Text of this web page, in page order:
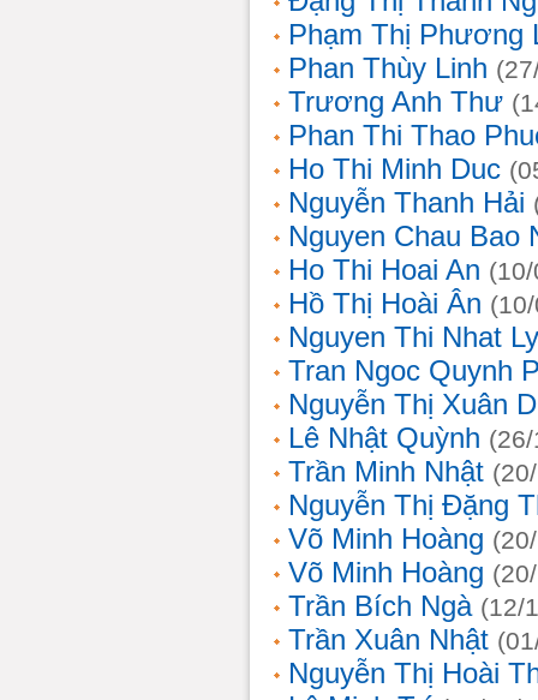
Phạm Thị Phương
Phan Thùy Linh
Trương Anh Thư
Phan Thi Thao
Ho Thi Minh Duc
Nguyễn Thanh Hải
Nguyen Chau Bao
Ho Thi Hoai An
Hồ Thị Hoài Ân
Nguyen Thi Nhat Ly
Tran Ngoc Quynh
Nguyễn Thị Xuân
Lê Nhật Quỳnh
Trần Minh Nhật
Nguyễn Thị Đặng
Võ Minh Hoàng
Võ Minh Hoàng
Trần Bích Ngà (12/
Trần Xuân Nhật
Nguyễn Thị Hoài